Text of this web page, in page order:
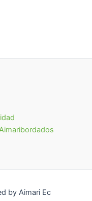
by Aimari Ec